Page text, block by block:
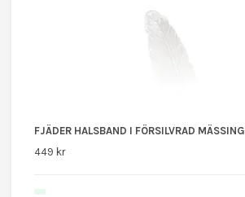
FJÄDER HALSBAND I FÖRSILVRAD MÄSSING
449 kr